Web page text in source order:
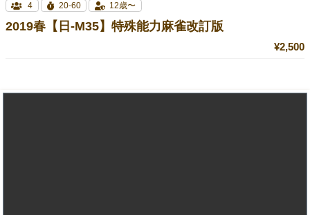
4 20-60 12歳〜
2019春【日-M35】特殊能力麻雀改訂版
¥2,500